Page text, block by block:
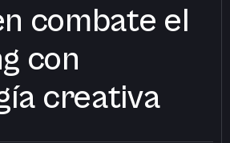
combate el
con
creativa